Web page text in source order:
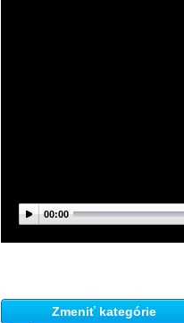
00:00
Zmeniť kategórie